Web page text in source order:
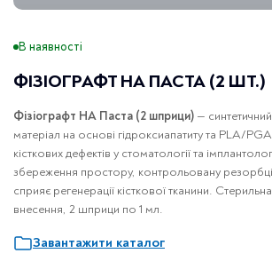
В наявності
ФІЗІОГРАФТ НА ПАСТА (2 ШТ.)
Фізіографт HA Паста (2 шприци) —
матеріал на основі гідроксиапатиту та PLA/
кісткових дефектів у стоматології та
збереження простору, контрольовану
сприяє регенерації кісткової тканини.
внесення, 2 шприци по 1 мл.
Завантажити каталог